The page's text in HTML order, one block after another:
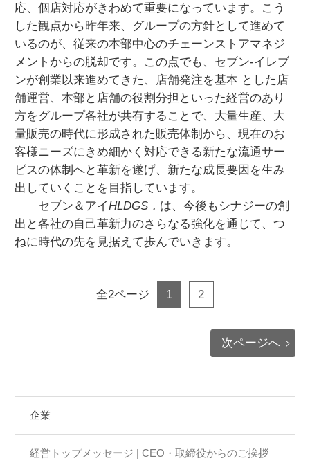
企業
経営トップメッセージ | CEO・取締役からのご挨拶
応、個店対応がきわめて重要になっています。こう
した観点から昨年来、グループの方針として進めて
いるのが、従来の本部中心のチェーンストアマネジ
メントからの脱却です。この点でも、セブン‐イレブ
ンが創業以来進めてきた、店舗発注を基本 とした店
舗運営、本部と店舗の役割分担といった経営のあり
方をグループ各社が共有することで、大量生産、大
量販売の時代に形成された販売体制から、現在のお
客様ニーズにきめ細かく対応できる新たな流通サー
ビスの体制へと革新を遂げ、新たな成長要因を生み
出していくことを目指しています。
セブン＆アイHLDGS． は、今後もシナジーの創
出と各社の自己革新力のさらなる強化を通じて、つ
ねに時代の先を見据えて歩んでいきます。
全2ページ 1 2
次ページへ